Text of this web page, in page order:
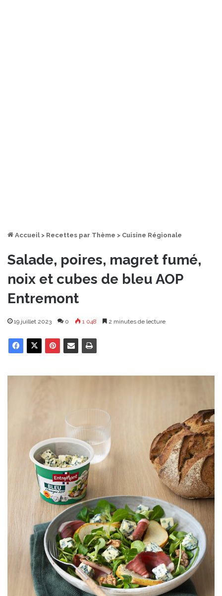
Accueil > Recettes par Thème > Cuisine Régionale
Salade, poires, magret fumé,
noix et cubes de bleu AOP
Entremont
19 juillet 2023 0 1 048 2 minutes de lecture